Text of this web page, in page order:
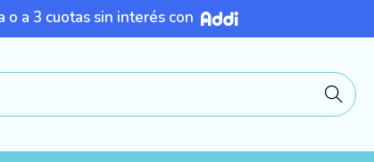
o a 3 cuotas sin interés con
Buscar